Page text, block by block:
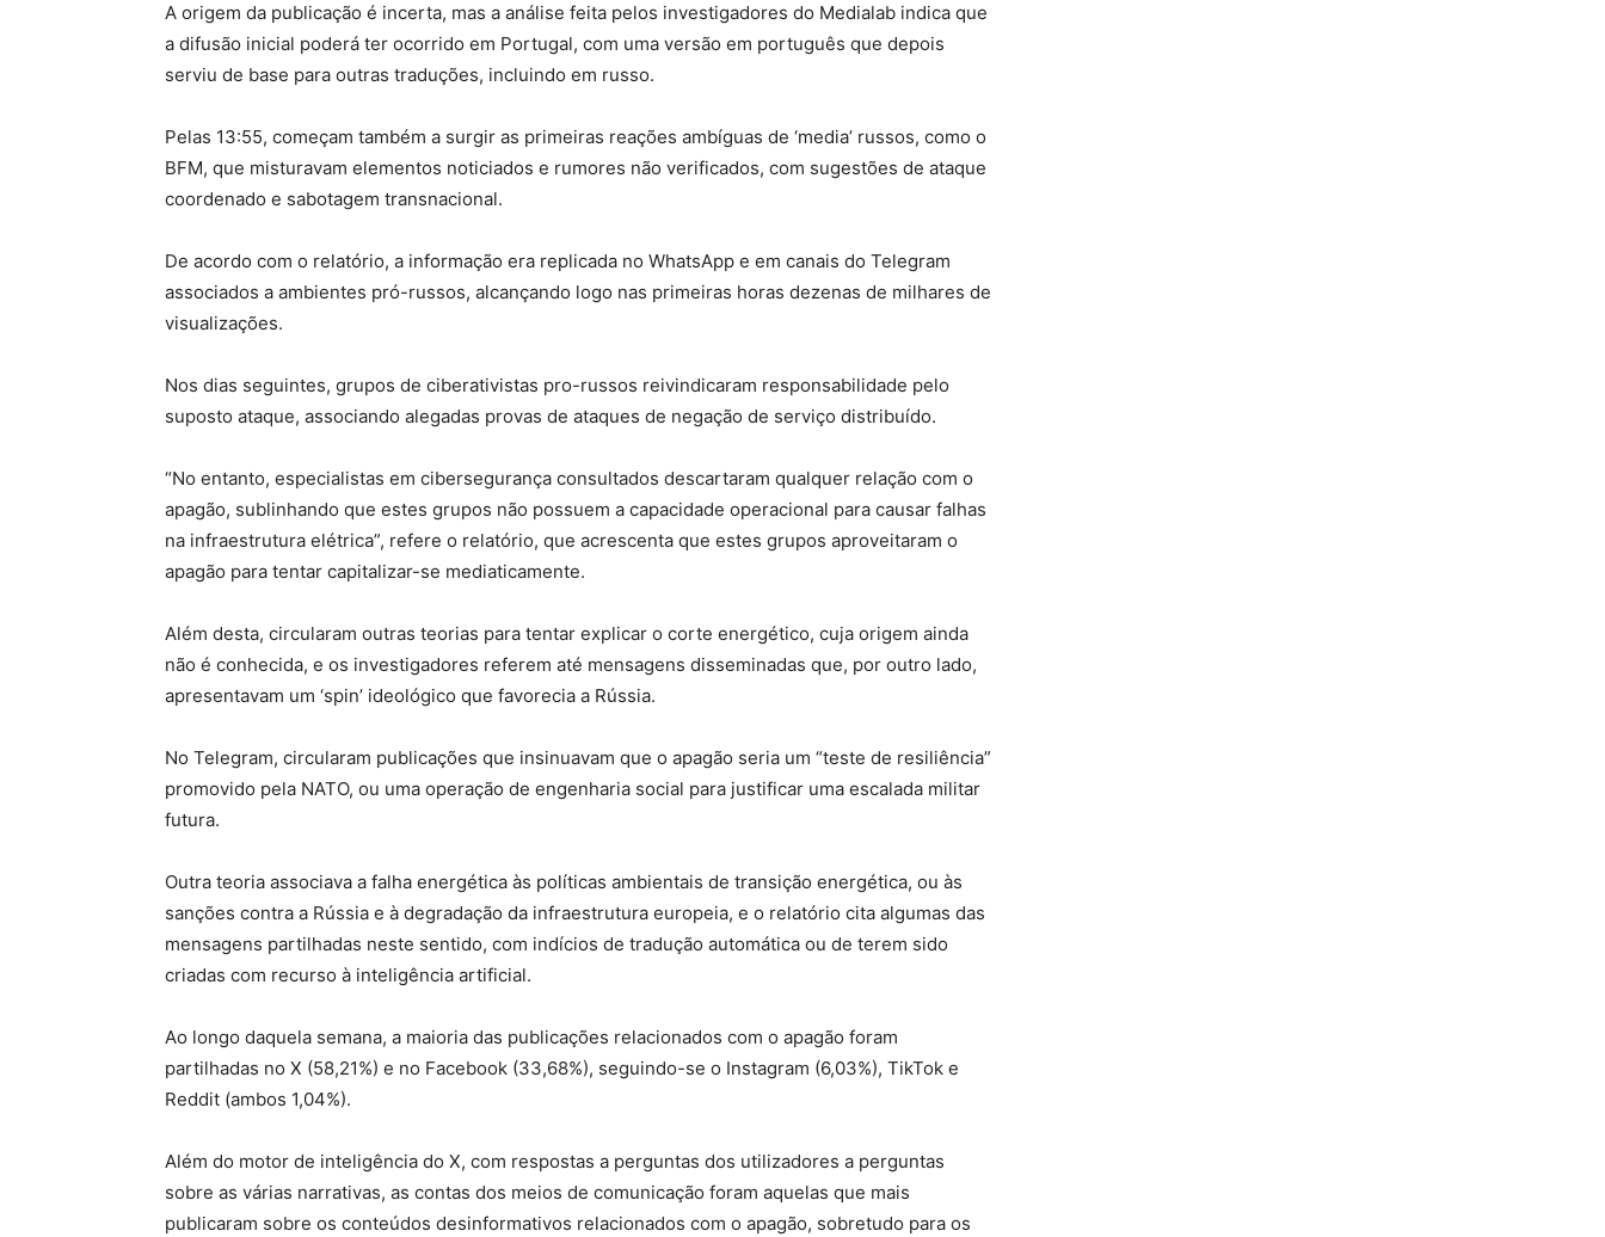
A origem da publicação é incerta, mas a análise feita pelos investigadores do Medialab indica que
a difusão inicial poderá ter ocorrido em Portugal, com uma versão em português que depois
serviu de base para outras traduções, incluindo em russo.
Pelas 13:55, começam também a surgir as primeiras reações ambíguas de ‘media’ russos, como o
BFM, que misturavam elementos noticiados e rumores não verificados, com sugestões de ataque
coordenado e sabotagem transnacional.
De acordo com o relatório, a informação era replicada no WhatsApp e em canais do Telegram
associados a ambientes pró-russos, alcançando logo nas primeiras horas dezenas de milhares de
visualizações.
Nos dias seguintes, grupos de ciberativistas pro-russos reivindicaram responsabilidade pelo
suposto ataque, associando alegadas provas de ataques de negação de serviço distribuído.
“No entanto, especialistas em cibersegurança consultados descartaram qualquer relação com o
apagão, sublinhando que estes grupos não possuem a capacidade operacional para causar falhas
na infraestrutura elétrica”, refere o relatório, que acrescenta que estes grupos aproveitaram o
apagão para tentar capitalizar-se mediaticamente.
Além desta, circularam outras teorias para tentar explicar o corte energético, cuja origem ainda
não é conhecida, e os investigadores referem até mensagens disseminadas que, por outro lado,
apresentavam um ‘spin’ ideológico que favorecia a Rússia.
No Telegram, circularam publicações que insinuavam que o apagão seria um “teste de resiliência”
promovido pela NATO, ou uma operação de engenharia social para justificar uma escalada militar
futura.
Outra teoria associava a falha energética às políticas ambientais de transição energética, ou às
sanções contra a Rússia e à degradação da infraestrutura europeia, e o relatório cita algumas das
mensagens partilhadas neste sentido, com indícios de tradução automática ou de terem sido
criadas com recurso à inteligência artificial.
Ao longo daquela semana, a maioria das publicações relacionados com o apagão foram
partilhadas no X (58,21%) e no Facebook (33,68%), seguindo-se o Instagram (6,03%), TikTok e
Reddit (ambos 1,04%).
Além do motor de inteligência do X, com respostas a perguntas dos utilizadores a perguntas
sobre as várias narrativas, as contas dos meios de comunicação foram aquelas que mais
publicaram sobre os conteúdos desinformativos relacionados com o apagão, sobretudo para os